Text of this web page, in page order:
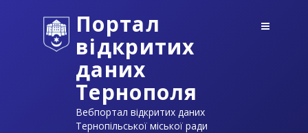
Портал
відкритих
даних
Тернополя
Вебпортал відкритих даних
Тернопільської міської ради